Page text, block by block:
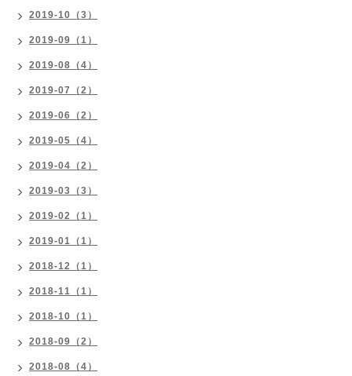
2019-10（3）
2019-09（1）
2019-08（4）
2019-07（2）
2019-06（2）
2019-05（4）
2019-04（2）
2019-03（3）
2019-02（1）
2019-01（1）
2018-12（1）
2018-11（1）
2018-10（1）
2018-09（2）
2018-08（4）